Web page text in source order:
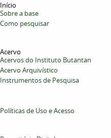
Início
Sobre a base
Como pesquisar
Acervo
Acervos do Instituto Butantan
Acervo Arquivístico
Instrumentos de Pesquisa
Políticas de Uso e Acesso